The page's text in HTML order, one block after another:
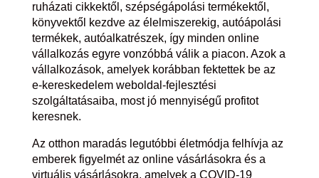
ruházati cikkektől, szépségápolási termékektől,
könyvektől kezdve az élelmiszerekig, autóápolási
termékek, autóalkatrészek, így minden online
vállalkozás egyre vonzóbbá válik a piacon. Azok a
vállalkozások, amelyek korábban fektettek be az
e-kereskedelem weboldal-fejlesztési
szolgáltatásaiba, most jó mennyiségű profitot
keresnek.
Az otthon maradás legutóbbi életmódja felhívja az
emberek figyelmét az online vásárlásokra és a
virtuális vásárlásokra, amelyek a COVID-19